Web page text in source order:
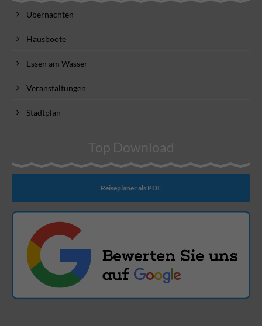
Übernachten
Hausboote
Essen am Wasser
Veranstaltungen
Stadtplan
Top Download
Reiseplaner als PDF